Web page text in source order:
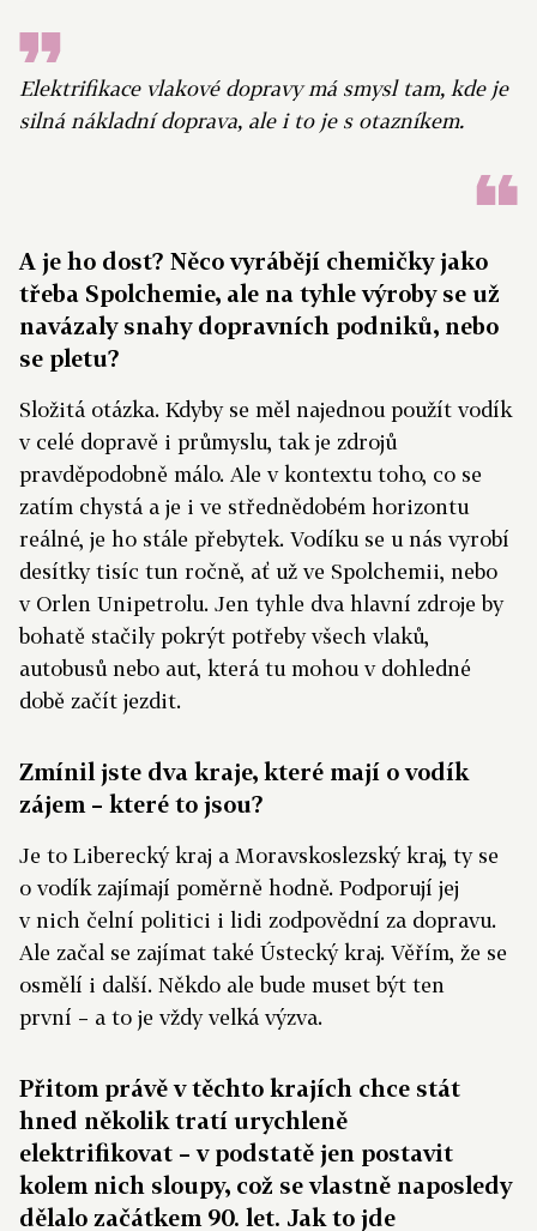
Elektrifikace vlakové dopravy má smysl tam, kde je
silná nákladní doprava, ale i to je s otazníkem.
A je ho dost? Něco vyrábějí chemičky jako
třeba Spolchemie, ale na tyhle výroby se už
navázaly snahy dopravních podniků, nebo
se pletu?
Složitá otázka. Kdyby se měl najednou použít vodík
v celé dopravě i průmyslu, tak je zdrojů
pravděpodobně málo. Ale v kontextu toho, co se
zatím chystá a je i ve střednědobém horizontu
reálné, je ho stále přebytek. Vodíku se u nás vyrobí
desítky tisíc tun ročně, ať už ve Spolchemii, nebo
v Orlen Unipetrolu. Jen tyhle dva hlavní zdroje by
bohatě stačily pokrýt potřeby všech vlaků,
autobusů nebo aut, která tu mohou v dohledné
době začít jezdit.
Zmínil jste dva kraje, které mají o vodík
zájem – které to jsou?
Je to Liberecký kraj a Moravskoslezský kraj, ty se
o vodík zajímají poměrně hodně. Podporují jej
v nich čelní politici i lidi zodpovědní za dopravu.
Ale začal se zajímat také Ústecký kraj. Věřím, že se
osmělí i další. Někdo ale bude muset být ten
první – a to je vždy velká výzva.
Přitom právě v těchto krajích chce stát
hned několik tratí urychleně
elektrifikovat – v podstatě jen postavit
kolem nich sloupy, což se vlastně naposledy
dělalo začátkem 90. let. Jak to jde